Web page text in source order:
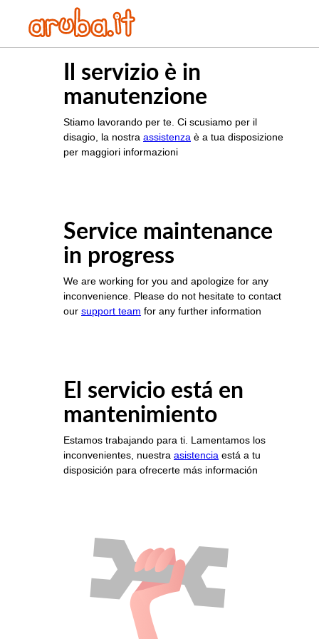
Il servizio è in
manutenzione
Stiamo lavorando per te. Ci scusiamo per il
disagio, la nostra assistenza è a tua disposizione
per maggiori informazioni
Service maintenance
in progress
We are working for you and apologize for any
inconvenience. Please do not hesitate to contact
our support team for any further information
El servicio está en
mantenimiento
Estamos trabajando para ti. Lamentamos los
inconvenientes, nuestra asistencia está a tu
disposición para ofrecerte más información